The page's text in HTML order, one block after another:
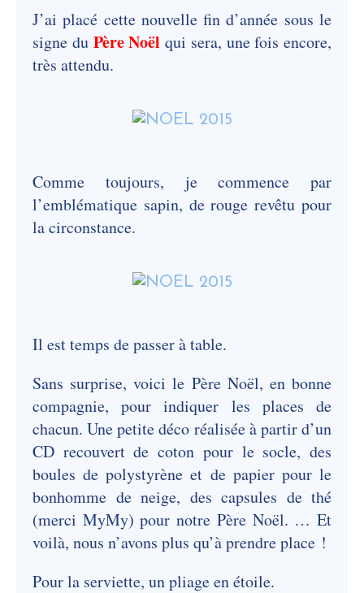
J’ai placé cette nouvelle fin d’année sous le
signe du Père Noël qui sera, une fois encore,
très attendu.
Comme toujours, je commence par
l’emblématique sapin, de rouge revêtu pour
la circonstance.
Il est temps de passer à table.
Sans surprise, voici le Père Noël, en bonne
compagnie, pour indiquer les places de
chacun. Une petite déco réalisée à partir d’un
CD recouvert de coton pour le socle, des
boules de polystyrène et de papier pour le
bonhomme de neige, des capsules de thé
(merci MyMy) pour notre Père Noël. … Et
voilà, nous n’avons plus qu’à prendre place !
Pour la serviette, un pliage en étoile.